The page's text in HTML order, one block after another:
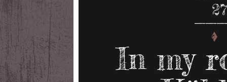
In my